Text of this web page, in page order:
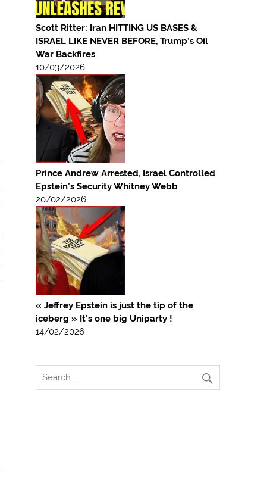
Scott Ritter: Iran HITTING US BASES &
ISRAEL LIKE NEVER BEFORE, Trump’s Oil
War Backfires
10/03/2026
Prince Andrew Arrested, Israel Controlled
Epstein’s Security Whitney Webb
20/02/2026
« Jeffrey Epstein is just the tip of the
iceberg » It’s one big Uniparty !
14/02/2026